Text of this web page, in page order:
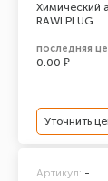
Химический
RAWLPLUG
последняя
0.00 ₽
Уточнить
Артикул: -